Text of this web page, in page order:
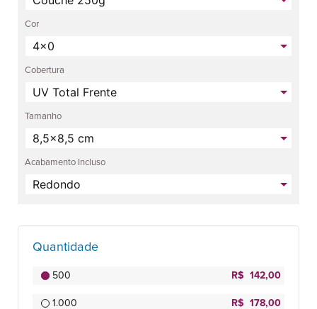
Cor
Cobertura
Tamanho
Acabamento Incluso
Quantidade
500 R$ 142,00
1.000 R$ 178,00